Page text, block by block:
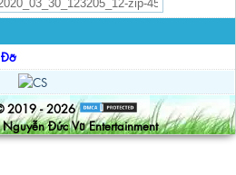
2019 - 2026
Đức Vũ Entertainment